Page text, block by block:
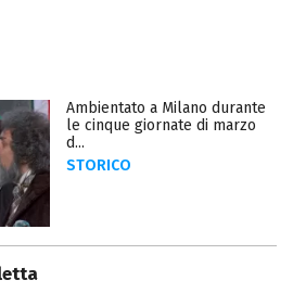
Ambientato a Milano durante
le cinque giornate di marzo
d...
STORICO